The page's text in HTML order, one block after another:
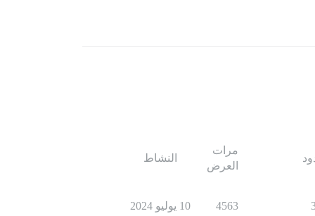
مرات
العرض
النشاط
4563 10 يوليو 2024